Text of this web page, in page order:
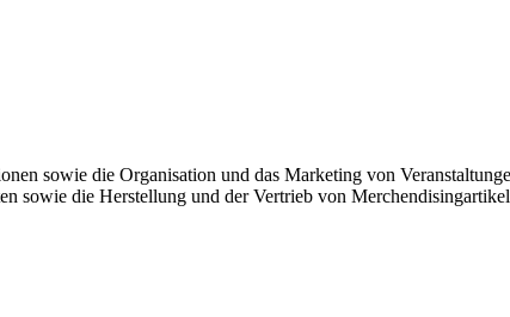
sowie die Organisation und das Marketing von
sowie die Herstellung und der Vertrieb von